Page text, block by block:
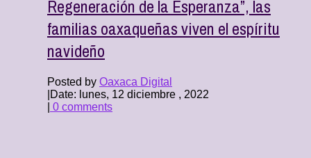
Regeneración de la Esperanza”, las
familias oaxaqueñas viven el espíritu
navideño
Posted by Oaxaca Digital
Date: lunes, 12 diciembre , 2022
0 comments